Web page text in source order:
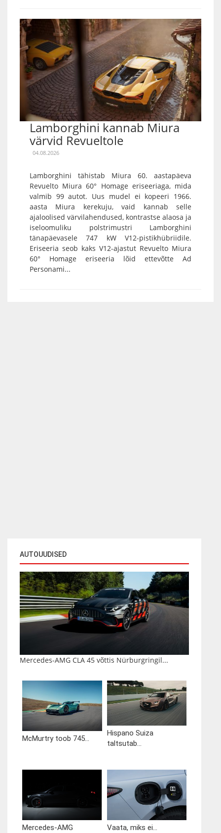
AUTOUUDISED
Mercedes-AMG CLA 45 võttis Nürburgringil...
McMurtry toob 745...
Hispano Suiza
taltsutab...
Mercedes-AMG
Vaata, miks ei...
Lamborghini kannab Miura
värvid Revueltole
04.08.2026
Lamborghini tähistab Miura 60. aastapäeva
Revuelto Miura 60° Homage eriseeriaga, mida
valmib 99 autot. Uus mudel ei kopeeri 1966.
aasta Miura kerekuju, vaid kannab selle
ajaloolised värvilahendused, kontrastse alaosa ja
iseloomuliku polstrimustri Lamborghini
tänapäevasele 747 kW V12-pistikhübriidile.
Eriseeria seob kaks V12-ajastut Revuelto Miura
60° Homage eriseeria lõid ettevõtte Ad
Personami...